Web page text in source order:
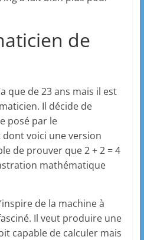
de
que de 23 ans mais il est
Il décide de
posé par le
voici une version
de prouver que 2 + 2 = 4
mathématique
de la machine à
Il veut produire une
capable de calculer mais